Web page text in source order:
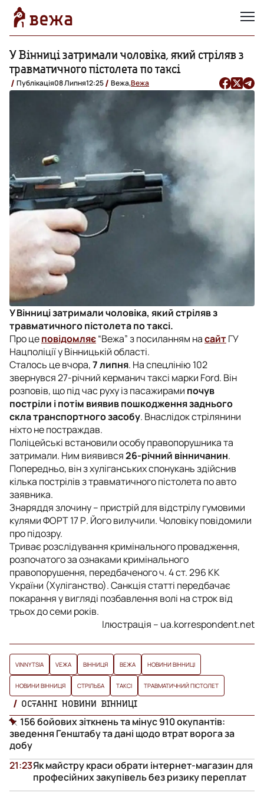
У Вінниці затримали чоловіка, який стріляв з
травматичного пістолета по таксі
Публікація08 Липня12:25 Вежа,Вежа
У Вінниці затримали чоловіка, який стріляв з
травматичного пістолета по таксі.
Про цеповідомляє“Вежа” з посиланням насайтГУ
Нацполіції у Вінницькій області.
Сталось це вчора,7 липня. На спецлінію 102
звернувся 27-річний керманич таксі марки Ford. Він
розповів, що під час руху із пасажирами почув
постріли і потім виявив пошкодження заднього
скла транспортного засобу. Внаслідок стрілянини
ніхто не постраждав.
Поліцейські встановили особу правопорушника та
затримали. Ним виявився26-річний вінничанин.
Попередньо, він з хуліганських спонукань здійснив
кілька пострілів з травматичного пістолета по авто
заявника.
Знаряддя злочину – пристрій для відстрілу гумовими
кулями ФОРТ 17 Р. Його вилучили. Чоловіку повідомили
про підозру.
Триває розслідування кримінального провадження,
розпочатого за ознаками кримінального
правопорушення, передбаченого ч. 4 ст. 296 КК
України (Хуліганство). Санкція статті передбачає
покарання у вигляді позбавлення волі на строк від
трьох до семи років.
Ілюстрація – ua.korrespondent.net
VINNYTSIA VЕЖА ВІННИЦЯ ВЕЖА НОВИНИ ВІННИЦІ
НОВИНИ ВІННИЦЯ СТРІЛЬБА ТАКСІ ТРАВМАТИЧНИЙ ПІСТОЛЕТ
ОСТАННІ НОВИНИ ВІННИЦІ
156 бойових зіткнень та мінус 910 окупантів:
зведення Генштабу та дані щодо втрат ворога за
добу
Як майстру краси обрати інтернет-магазин для
професійних закупівель без ризику переплат
21:23